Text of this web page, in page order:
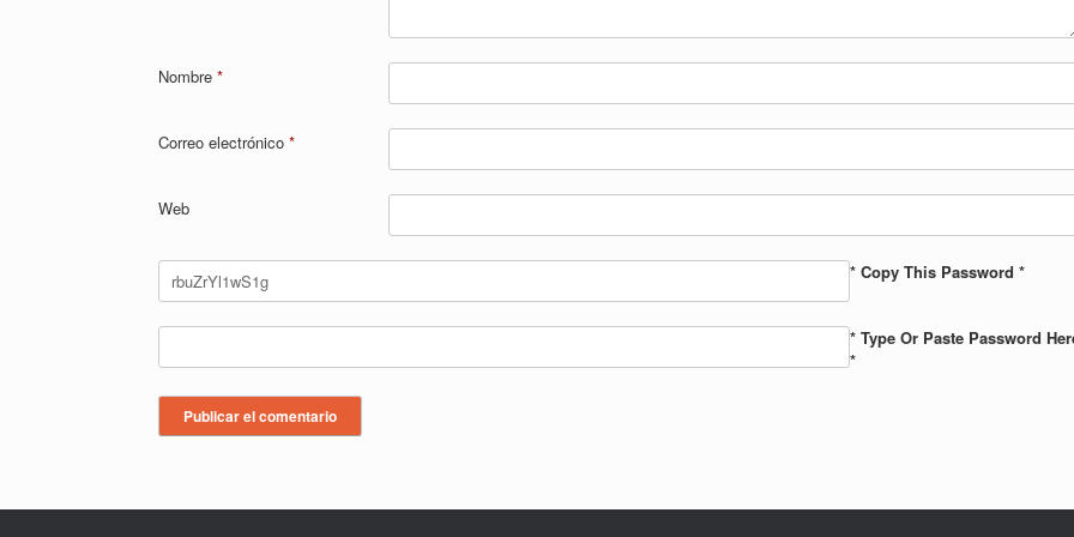
Nombre *
Correo electrónico *
Web
* Copy This Password *
* Type Or Paste Password
*